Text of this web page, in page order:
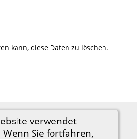
verwendet
Wenn Sie fortfahren,
kann, diese Daten zu löschen.